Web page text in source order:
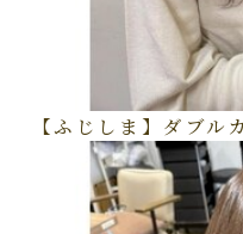
【ふじしま】ダブル